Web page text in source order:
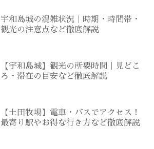
宇和島城の混雑状況｜時期・時間帯・
観光の注意点など徹底解説
【宇和島城】観光の所要時間｜見どこ
ろ・滞在の目安など徹底解説
【土田牧場】電車・バスでアクセス！
最寄り駅やお得な行き方など徹底解説